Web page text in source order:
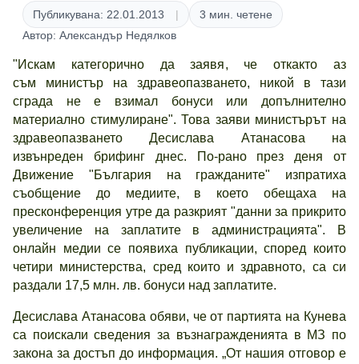
Публикувана: 22.01.2013
3 мин. четене
Автор: Александър Недялков
"Искам категорично да заявя, че откакто аз
съм министър на здравеопазването, никой в тази
сграда не е взимал бонуси или допълнително
материално стимулиране". Това заяви министърът на
здравеопазването Десислава Атанасова на
извънреден брифинг днес. По-рано през деня от
Движение "България на гражданите" изпратиха
съобщение до медиите, в което обещаха на
пресконференция утре да разкрият "данни за прикрито
увеличение на заплатите в администрацията". В
онлайн медии се появиха публикации, според които
четири министерства, сред които и здравното, са си
раздали 17,5 млн. лв. бонуси над заплатите.
Десислава Атанасова обяви, че от партията на Кунева
са поискали сведения за възнагражденията в МЗ по
закона за достъп до информация. „От нашия отговор е